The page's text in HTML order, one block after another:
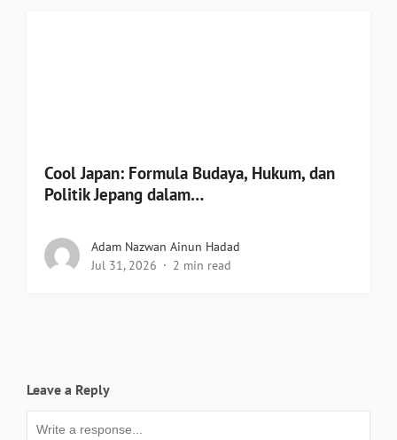
Cool Japan: Formula Budaya, Hukum, dan
Politik Jepang dalam…
Adam Nazwan Ainun Hadad
Jul 31, 2026
2 min read
Leave a Reply